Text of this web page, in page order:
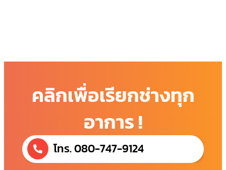
คลิกเพื่อเรียกช่างทุก
อาการ !
โทร. 080-747-9124